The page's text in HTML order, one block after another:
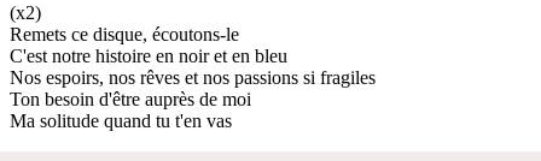
(x2)
Remets ce disque, écoutons-le
C'est notre histoire en noir et en bleu
Nos espoirs, nos rêves et nos passions si fragiles
Ton besoin d'être auprès de moi
Ma solitude quand tu t'en vas